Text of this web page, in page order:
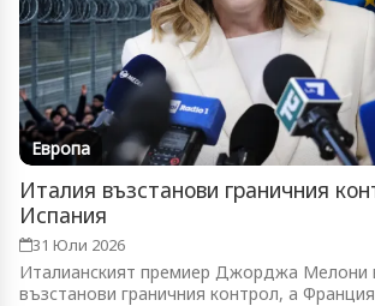
Европа
Италия възстанови граничния
Испания
31 Юли 2026
Италианският премиер Джорджа Мелони
възстанови граничния контрол, а